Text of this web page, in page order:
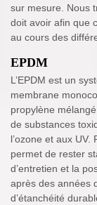
sur mesure. Nous
doit avoir afin que
au cours des
EPDM
L’EPDM est un
membrane
propylène
de substances
l’ozone et aux
permet de rester
d’entretien et la
après des années
d’étanchéité